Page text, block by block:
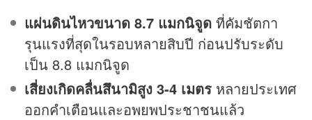
แผ่นดินไหวขนาด 8.7 แมกนิจูด ที่คัมชัตกา
รุนแรงที่สุดในรอบหลายสิบปี ก่อนปรับระดับ
เป็น 8.8 แมกนิจูด
เสี่ยงเกิดคลื่นสึนามิสูง 3-4 เมตร หลายประเทศ
ออกคำเตือนและอพยพประชาชนแล้ว